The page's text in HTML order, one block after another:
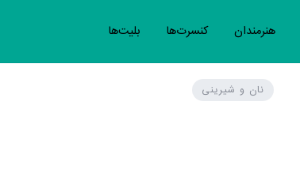
هنرمندان کنسرت‌ها بلیت‌ها
نان و شیرینی